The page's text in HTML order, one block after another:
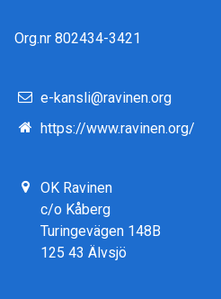
Org.nr 802434-3421
e-kansli@ravinen.org
https://www.ravinen.org/
OK Ravinen
c/o Kåberg
Turingevägen 148B
125 43 Älvsjö